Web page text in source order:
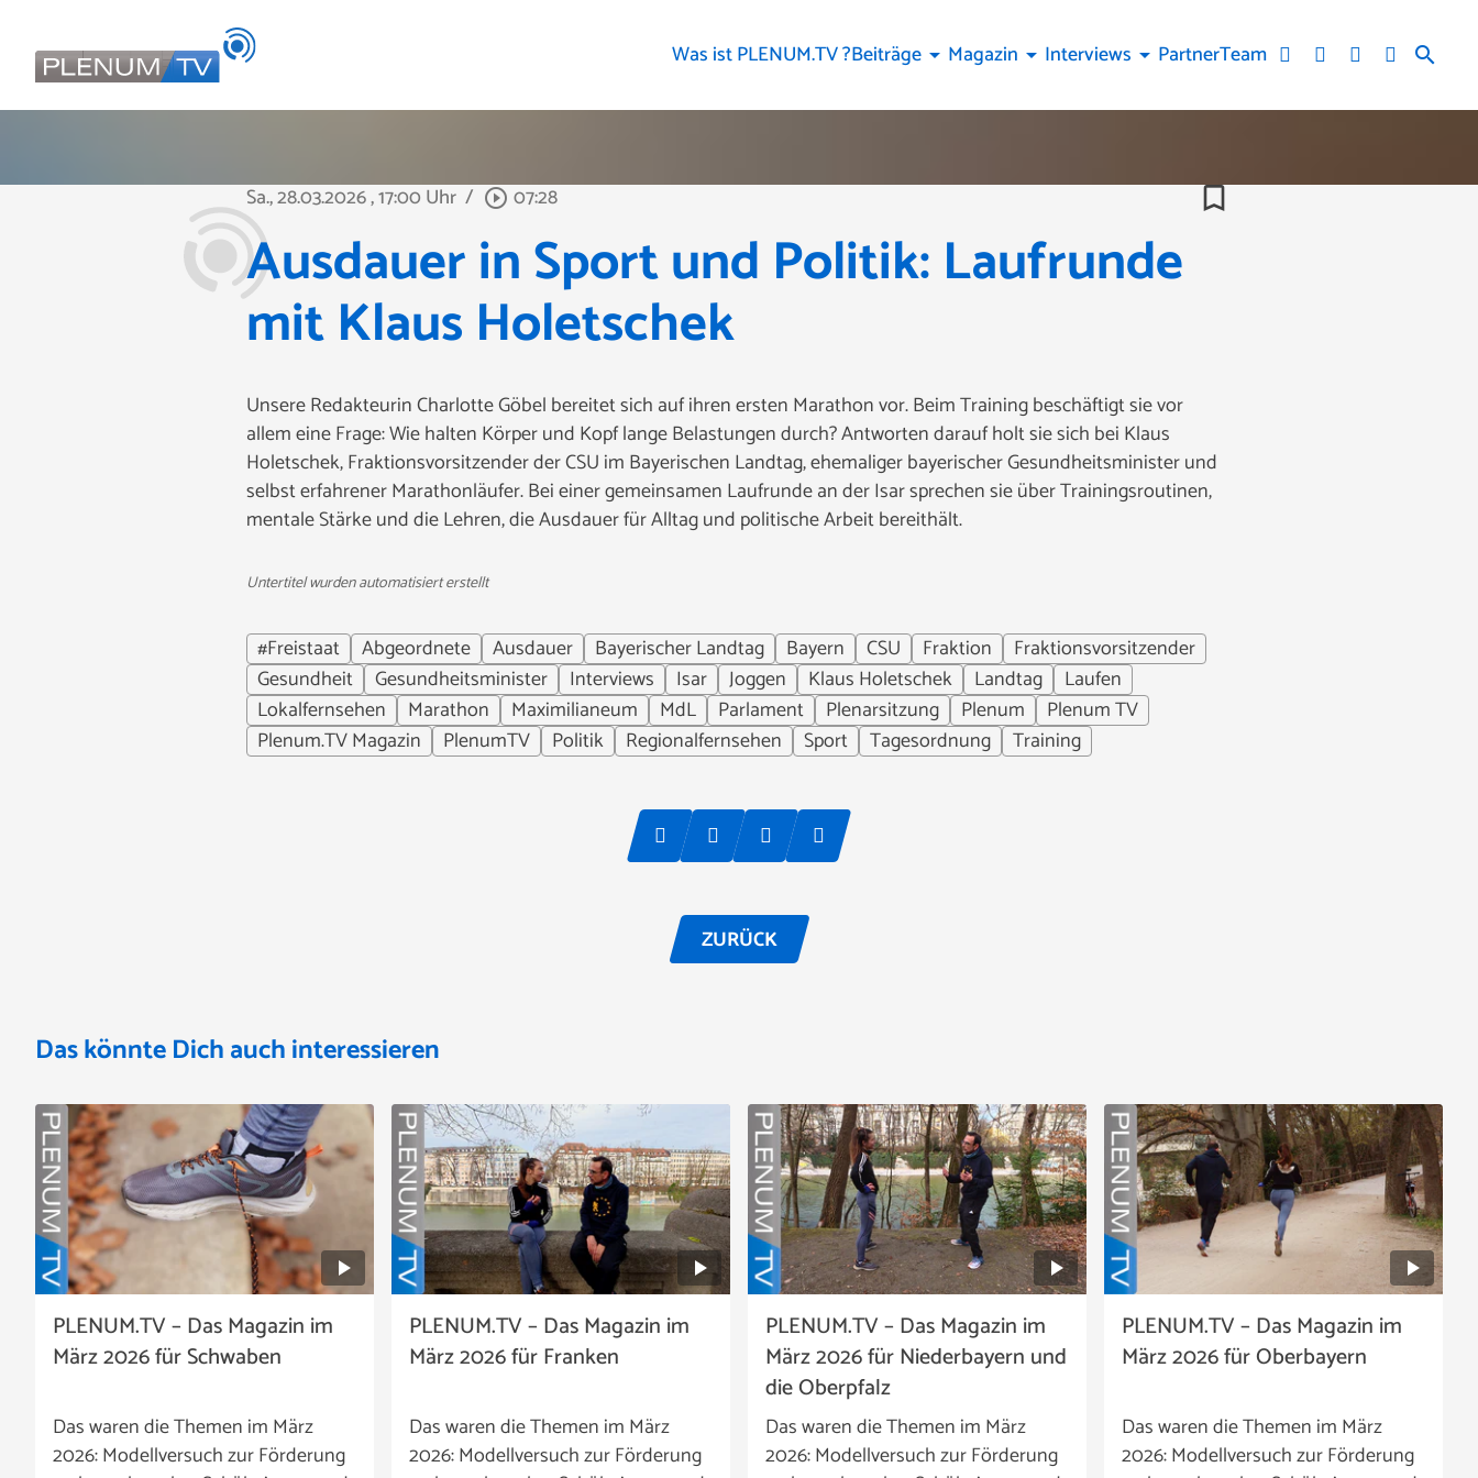
search
Was ist PLENUM.TV ?Beiträge arrow_drop_down Magazin arrow_drop_down Interviews arrow_drop_down PartnerTeam
Sa., 28.03.2026, 17:00 Uhr / play_circle_outline 07:28 bookmark_border
Ausdauer in Sport und Politik: Laufrunde
mit Klaus Holetschek
Unsere Redakteurin Charlotte Göbel bereitet sich auf ihren ersten Marathon vor. Beim Training beschäftigt sie vor
allem eine Frage: Wie halten Körper und Kopf lange Belastungen durch? Antworten darauf holt sie sich bei Klaus
Holetschek, Fraktionsvorsitzender der CSU im Bayerischen Landtag, ehemaliger bayerischer Gesundheitsminister und
selbst erfahrener Marathonläufer. Bei einer gemeinsamen Laufrunde an der Isar sprechen sie über Trainingsroutinen,
mentale Stärke und die Lehren, die Ausdauer für Alltag und politische Arbeit bereithält.
Untertitel wurden automatisiert erstellt
#Freistaat Abgeordnete Ausdauer Bayerischer Landtag Bayern CSU Fraktion
Fraktionsvorsitzender
Gesundheit
Gesundheitsminister Interviews Isar Joggen Klaus Holetschek Landtag
Laufen
Lokalfernsehen
Marathon Maximilianeum MdL Parlament Plenarsitzung Plenum
Plenum TV
Plenum.TV Magazin
PlenumTV Politik Regionalfernsehen Sport Tagesordnung Training
ZURÜCK
Das könnte Dich auch interessieren
PLENUM.TV – Das Magazin im
März 2026 für Schwaben
Das waren die Themen im März
2026: Modellversuch zur Förderung
PLENUM.TV – Das Magazin im
März 2026 für Franken
Das waren die Themen im März
2026: Modellversuch zur Förderung
PLENUM.TV – Das Magazin im
März 2026 für Niederbayern und
die Oberpfalz
Das waren die Themen im März
2026: Modellversuch zur Förderung
PLENUM.TV – Das Magazin im
März 2026 für Oberbayern
Das waren die Themen im März
2026: Modellversuch zur Förderung